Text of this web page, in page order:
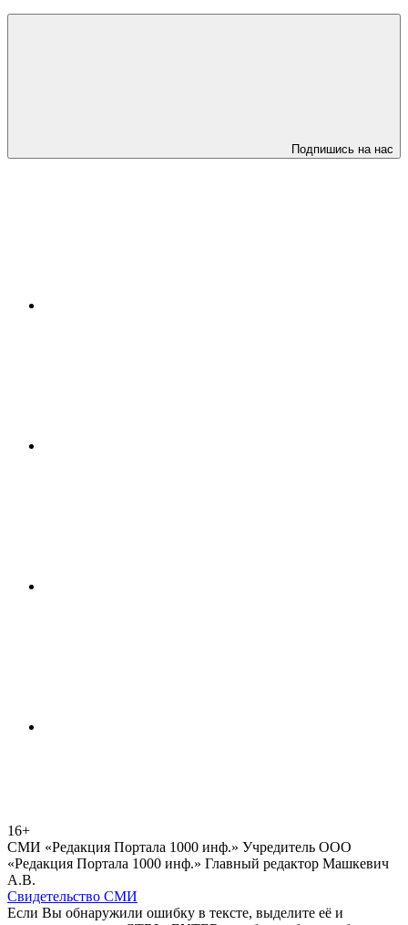
Подпишись на нас
16+
СМИ «Редакция Портала 1000 инф.» Учредитель ООО
«Редакция Портала 1000 инф.» Главный редактор Машкевич
А.В.
Свидетельство СМИ
Если Вы обнаружили ошибку в тексте, выделите её и